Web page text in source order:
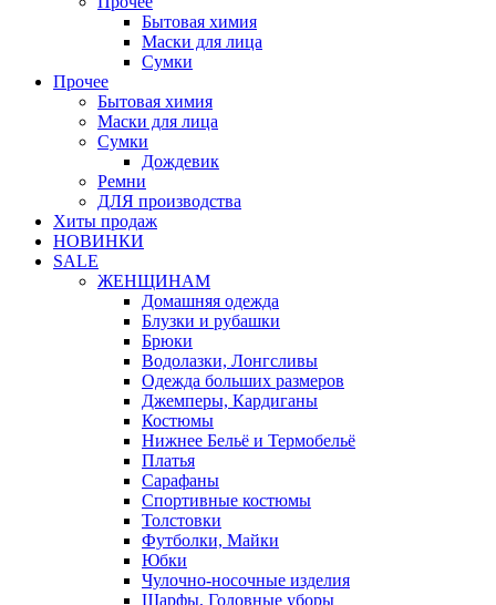
Бытовая химия
Маски для лица
Сумки
Прочее
Бытовая химия
Маски для лица
Сумки
Дождевик
Ремни
ДЛЯ производства
Хиты продаж
НОВИНКИ
SALE
ЖЕНЩИНАМ
Домашняя одежда
Блузки и рубашки
Брюки
Водолазки, Лонгсливы
Одежда больших размеров
Джемперы, Кардиганы
Костюмы
Нижнее Бельё и Термобельё
Платья
Сарафаны
Спортивные костюмы
Толстовки
Футболки, Майки
Юбки
Чулочно-носочные изделия
Шарфы, Головные уборы